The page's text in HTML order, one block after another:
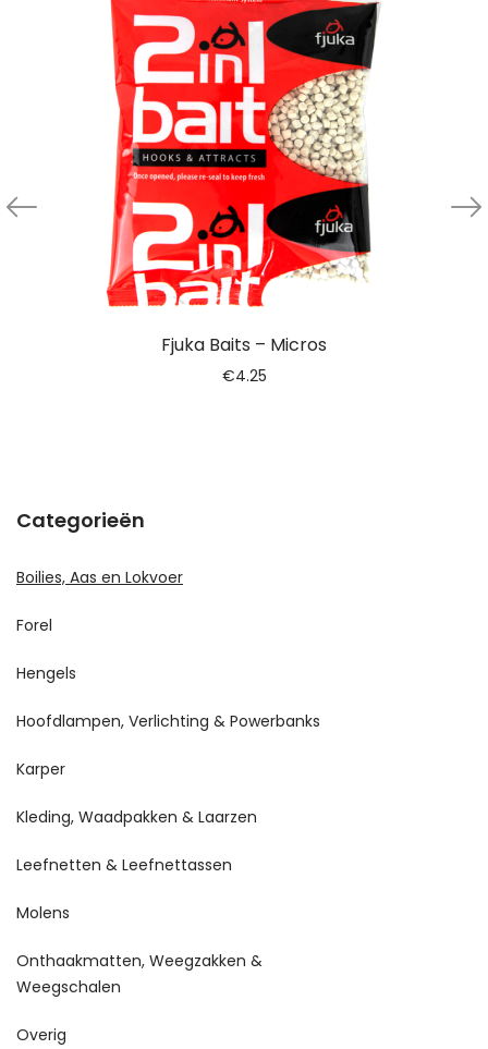
Fjuka Baits – Micros
€4.25
Categorieën
Boilies, Aas en Lokvoer
Forel
Hengels
Hoofdlampen, Verlichting & Powerbanks
Karper
Kleding, Waadpakken & Laarzen
Leefnetten & Leefnettassen
Molens
Onthaakmatten, Weegzakken &
Weegschalen
Overig